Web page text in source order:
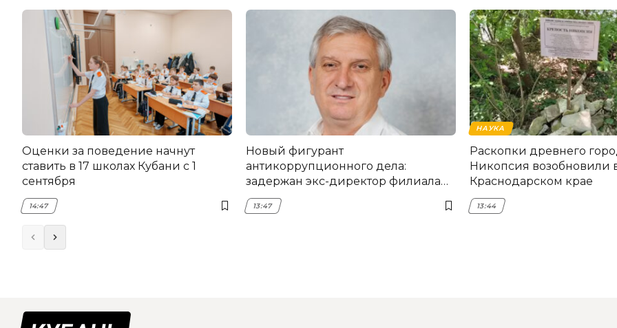
Оценки за поведение начнут
ставить в 17 школах Кубани с 1
сентября
14:47
Новый фигурант
антикоррупционного дела:
задержан экс-директор филиала
НЭСК Крымска
13:47
НАУКА
Раскопки древнего
Никопсия возобновили
Краснодарском крае
13:44